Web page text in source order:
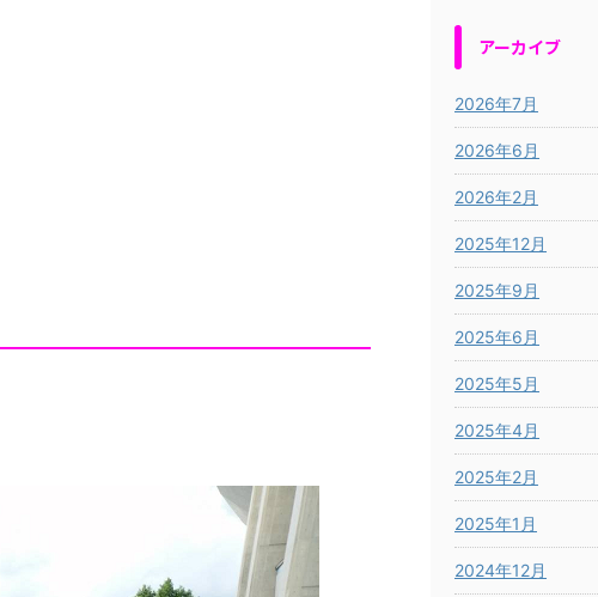
アーカイブ
2026年7月
2026年6月
2026年2月
2025年12月
2025年9月
2025年6月
2025年5月
2025年4月
2025年2月
2025年1月
2024年12月